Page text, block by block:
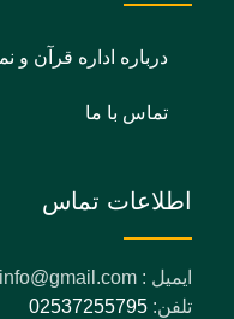
درباره اداره قرآن و
تماس با ما
اطلاعات تماس
ایمیل : info@gmail.com
تلفن: 02537255795